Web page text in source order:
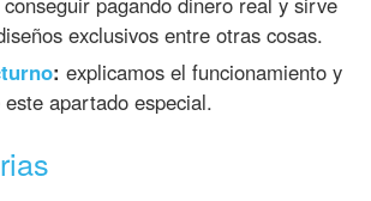
exclusivos entre otras cosas.
: explicamos el funcionamiento y
apartado especial.